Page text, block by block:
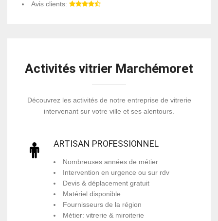
Avis clients:
Activités vitrier Marchémoret
Découvrez les activités de notre entreprise de vitrerie
intervenant sur votre ville et ses alentours.
ARTISAN PROFESSIONNEL
Nombreuses années de métier
Intervention en urgence ou sur rdv
Devis & déplacement gratuit
Matériel disponible
Fournisseurs de la région
Métier: vitrerie & miroiterie